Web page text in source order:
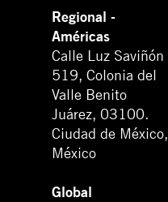
Regional -
Américas
Calle Luz Saviñón
519, Colonia del
Valle Benito
Juárez, 03100.
Ciudad de México,
México
Global